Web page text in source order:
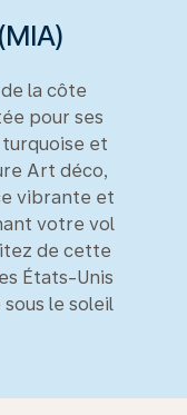
la côte
pour ses
turquoise et
Art déco,
vibrante et
votre vol
de cette
États-Unis
le soleil